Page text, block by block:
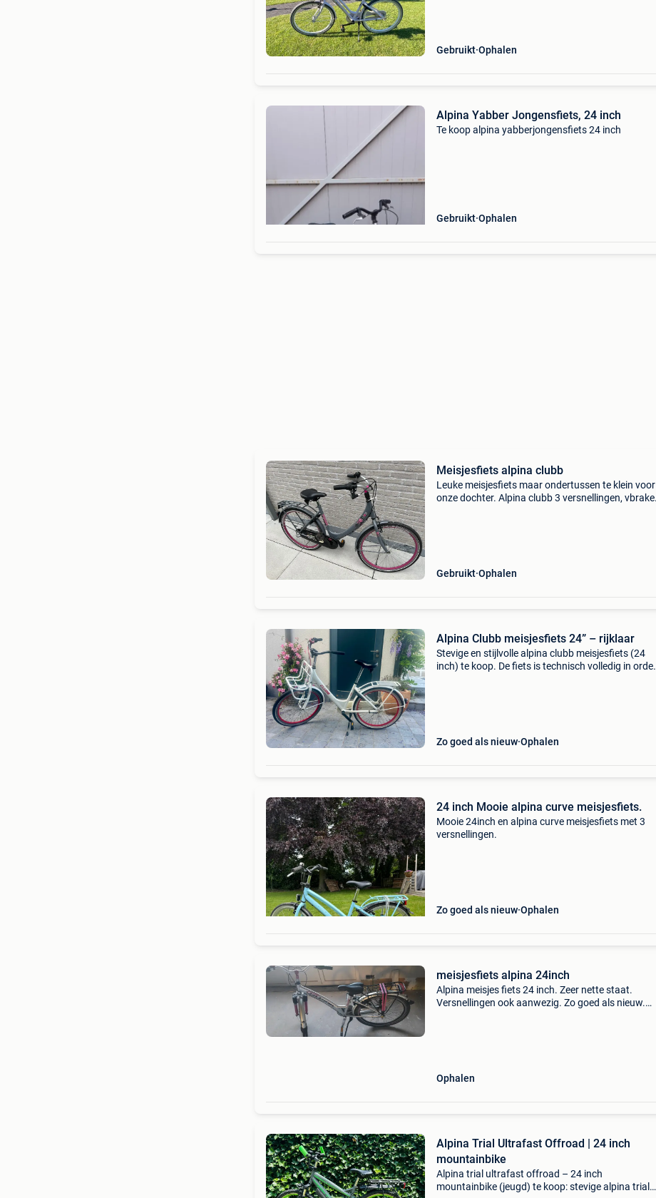
Gebruikt Ophalen
Alpina Yabber Jongensfiets, 24 inch
Te koop alpina yabberjongensfiets 24 inch
Gebruikt Ophalen
Meisjesfiets alpina clubb
Leuke meisjesfiets maar ondertussen te klein voor
onze dochter. Alpina clubb 3 versnellingen, vbrake
Gebruikt Ophalen
Alpina Clubb meisjesfiets 24” – rijklaar
Stevige en stijlvolle alpina clubb meisjesfiets (24
inch) te koop. De fiets is technisch volledig in orde
Zo goed als nieuw Ophalen
24 inch Mooie alpina curve meisjesfiets.
Mooie 24inch en alpina curve meisjesfiets met 3
versnellingen.
Zo goed als nieuw Ophalen
meisjesfiets alpina 24inch
Alpina meisjes fiets 24 inch. Zeer nette staat.
Versnellingen ook aanwezig. Zo goed als nieuw.
Ophalen
Alpina Trial Ultrafast Offroad | 24 inch
mountainbike
Alpina trial ultrafast offroad – 24 inch
mountainbike (jeugd) te koop: stevige alpina trial